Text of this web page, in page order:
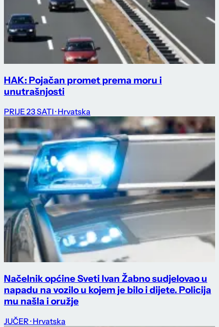
HAK: Pojačan promet prema moru i
unutrašnjosti
PRIJE 23 SATI · Hrvatska
Načelnik općine Sveti Ivan Žabno sudjelovao u
napadu na vozilo u kojem je bilo i dijete. Policija
mu našla i oružje
JUČER · Hrvatska